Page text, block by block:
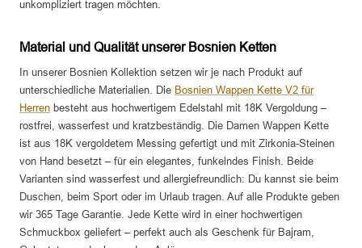
unkompliziert tragen möchten.
Material und Qualität unserer Bosnien Ketten
In unserer Bosnien Kollektion setzen wir je nach Produkt auf
unterschiedliche Materialien. Die Bosnien Wappen Kette V2 für
Herren besteht aus hochwertigem Edelstahl mit 18K Vergoldung –
rostfrei, wasserfest und kratzbeständig. Die Damen Wappen Kette
ist aus 18K vergoldetem Messing gefertigt und mit Zirkonia-Steinen
von Hand besetzt – für ein elegantes, funkelndes Finish. Beide
Varianten sind wasserfest und allergiefreundlich: Du kannst sie beim
Duschen, beim Sport oder im Urlaub tragen. Auf alle Produkte geben
wir 365 Tage Garantie. Jede Kette wird in einer hochwertigen
Schmuckbox geliefert – perfekt auch als Geschenk für Bajram,